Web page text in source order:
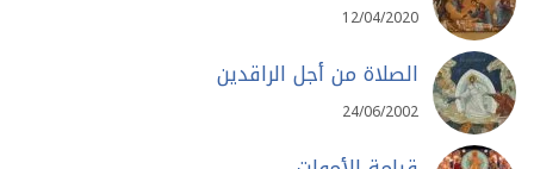
12/04/2020
الصلاة من أجل الراقدين
24/06/2002